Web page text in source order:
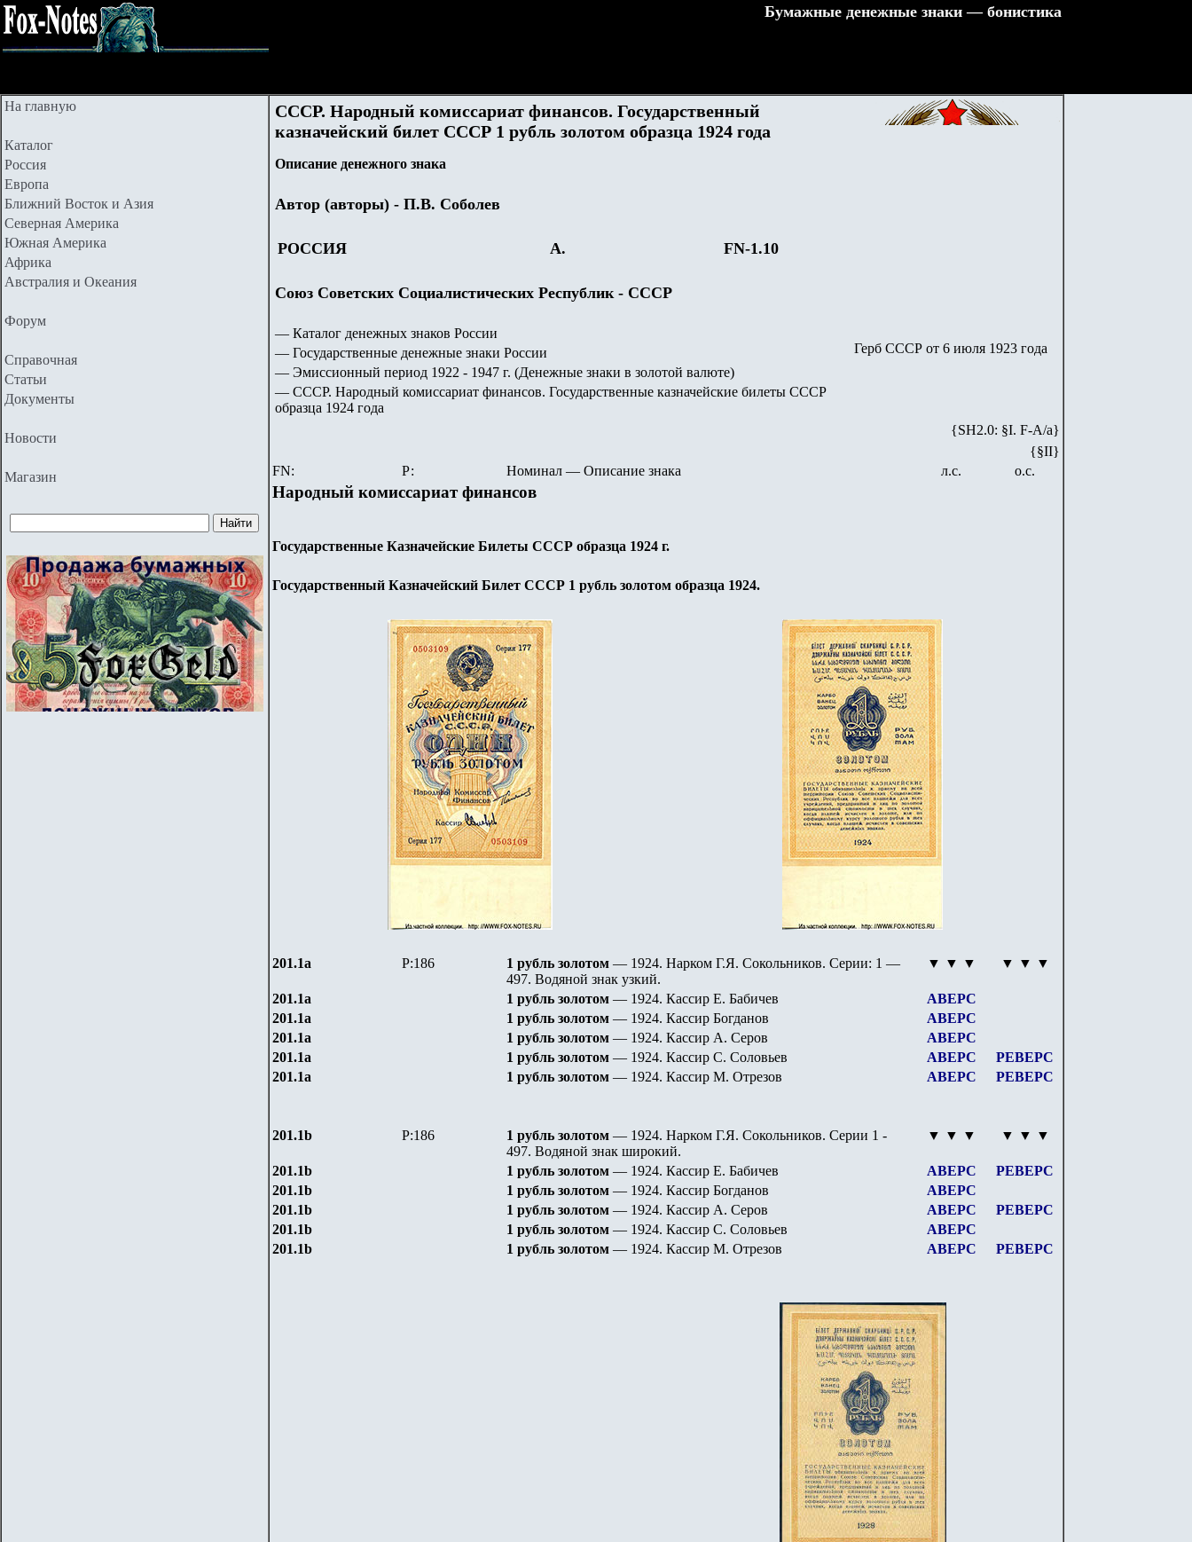
Бумажные денежные знаки — бонистика
На главную
Каталог
Россия
Европа
Ближний Восток и Азия
Северная Америка
Южная Америка
Африка
Австралия и Океания
Форум
Справочная
Статьи
Документы
Новости
Магазин
СССР. Народный комиссариат финансов. Государственный
казначейский билет СССР 1 рубль золотом образца 1924 года
Описание денежного знака
Автор (авторы) - П.В. Соболев
РОССИЯ А. FN-1.10
Союз Советских Социалистических Республик - СССР
— Каталог денежных знаков России
— Государственные денежные знаки России
— Эмиссионный период 1922 - 1947 г. (Денежные знаки в золотой валюте)
— СССР. Народный комиссариат финансов. Государственные казначейские билеты СССР
образца 1924 года
Герб СССР от 6 июля 1923 года
{SH2.0: §I. F-А/а}
{§II}
FN:
Р: Номинал — Описание знака л.с. о.с.
Народный комиссариат финансов
Государственные Казначейские Билеты СССР образца 1924 г.
Государственный Казначейский Билет СССР 1 рубль золотом образца 1924.
201.1a P:186 1 рубль золотом — 1924. Нарком Г.Я. Сокольников. Серии: 1 —
497. Водяной знак узкий.
▼ ▼ ▼ ▼ ▼ ▼
201.1a 1 рубль золотом — 1924. Кассир Е. Бабичев
АВЕРС
201.1a 1 рубль золотом — 1924. Кассир Богданов
АВЕРС
201.1a 1 рубль золотом — 1924. Кассир А. Серов
АВЕРС
201.1a 1 рубль золотом — 1924. Кассир С. Соловьев АВЕРС
РЕВЕРС
201.1a 1 рубль золотом — 1924. Кассир М. Отрезов АВЕРС РЕВЕРС
201.1b P:186 1 рубль золотом — 1924. Нарком Г.Я. Сокольников. Серии 1 -
497. Водяной знак широкий.
▼ ▼ ▼ ▼ ▼ ▼
201.1b 1 рубль золотом — 1924. Кассир Е. Бабичев АВЕРС
РЕВЕРС
201.1b 1 рубль золотом — 1924. Кассир Богданов
АВЕРС
201.1b 1 рубль золотом — 1924. Кассир А. Серов АВЕРС
РЕВЕРС
201.1b 1 рубль золотом — 1924. Кассир С. Соловьев
АВЕРС
201.1b 1 рубль золотом — 1924. Кассир М. Отрезов АВЕРС РЕВЕРС